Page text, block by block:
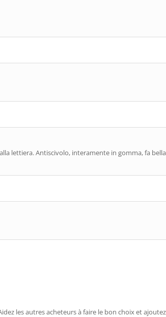
lettiera. Antiscivolo, interamente in gomma, fa
les autres acheteurs à faire le bon choix et ajoutez